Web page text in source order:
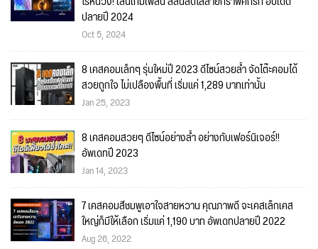
ปลายปี 2024
Oct 5, 2024
8 เคสคอมเล็กๆ รุ่นใหม่ปี 2023 ดีไซน์สวยล้ำ จัดโต๊ะคอมได้
สวยถูกใจ ไม่เปลืองพื้นที่ เริ่มแค่ 1,289 บาทเท่านั้น
Jan 25, 2023
8 เคสคอมสวยๆ ดีไซน์อย่างล้ำ อย่างกับเฟอร์นิเจอร์!!
อัพเดทปี 2023
Jan 14, 2023
7 เคสคอมสีชมพูเอาใจสายหวาน คุณภาพดี จะเคสเล็กเคส
ใหญ่ก็มีให้เลือก เริ่มแค่ 1,190 บาท อัพเดทปลายปี 2022
Aug 26, 2022